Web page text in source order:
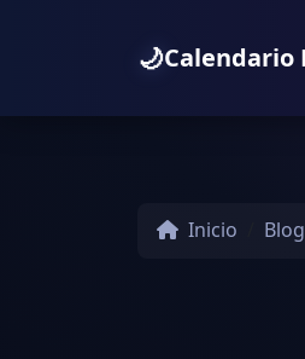
🌙Calendario
Inicio Blog